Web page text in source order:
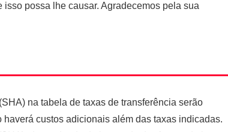
possa lhe causar. Agradecemos pela sua
na tabela de taxas de transferência serão
custos adicionais além das taxas indicadas.